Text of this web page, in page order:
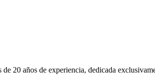
20 años de experiencia, dedicada